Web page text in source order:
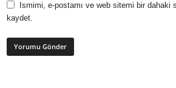
Ismimi, e-postamı ve web sitemi bir dahaki
kaydet.